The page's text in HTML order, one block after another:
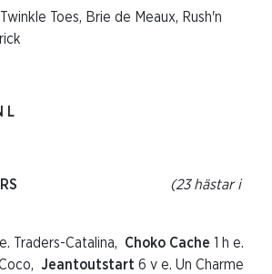
Toes, Brie de Meaux, Rush'n
L
(23 hästar i
e. Traders-Catalina, Choko Cache 1 h e.
Jeantoutstart 6 v e. Un Charme